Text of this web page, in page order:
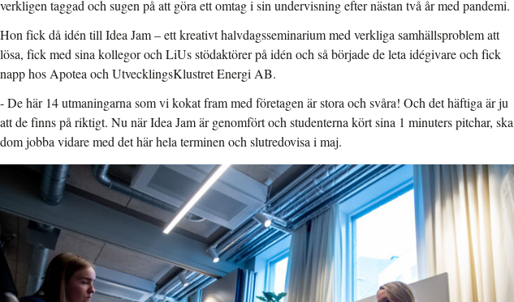
verkligen taggad och sugen på att göra ett omtag i sin undervisning efter nästan två år med pandemi.
Hon fick då idén till Idea Jam – ett kreativt halvdagsseminarium med verkliga samhällsproblem att
lösa, fick med sina kollegor och LiUs stödaktörer på idén och så började de leta idégivare och fick
napp hos Apotea och UtvecklingsKlustret Energi AB.
- De här 14 utmaningarna som vi kokat fram med företagen är stora och svåra! Och det häftiga är ju
att de finns på riktigt. Nu när Idea Jam är genomfört och studenterna kört sina 1 minuters pitchar, ska
dom jobba vidare med det här hela terminen och slutredovisa i maj.